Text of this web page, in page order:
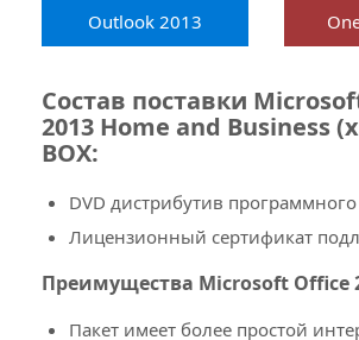
BOX
Коробочная версия
Содержит DVD-диск с
дистрибутивом и
подлинности
Как заказать
Business
Outlook 2013
Состав поставки
2013 Home and Business
BOX:
DVD дистрибутив
Лицензионный сертификат
Преимущества Microsoft Office
Пакет имеет более простой